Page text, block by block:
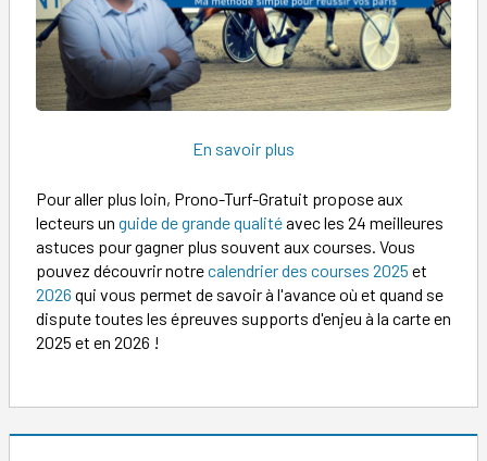
En savoir plus
Pour aller plus loin, Prono-Turf-Gratuit propose aux
lecteurs un guide de grande qualitéavec les 24 meilleures
astuces pour gagner plus souvent aux courses. Vous
pouvez découvrir notrecalendrier des courses 2025 et
2026 qui vous permet de savoir à l'avance où et quand se
dispute toutes les épreuves supports d'enjeu à la carte en
2025 et en 2026 !